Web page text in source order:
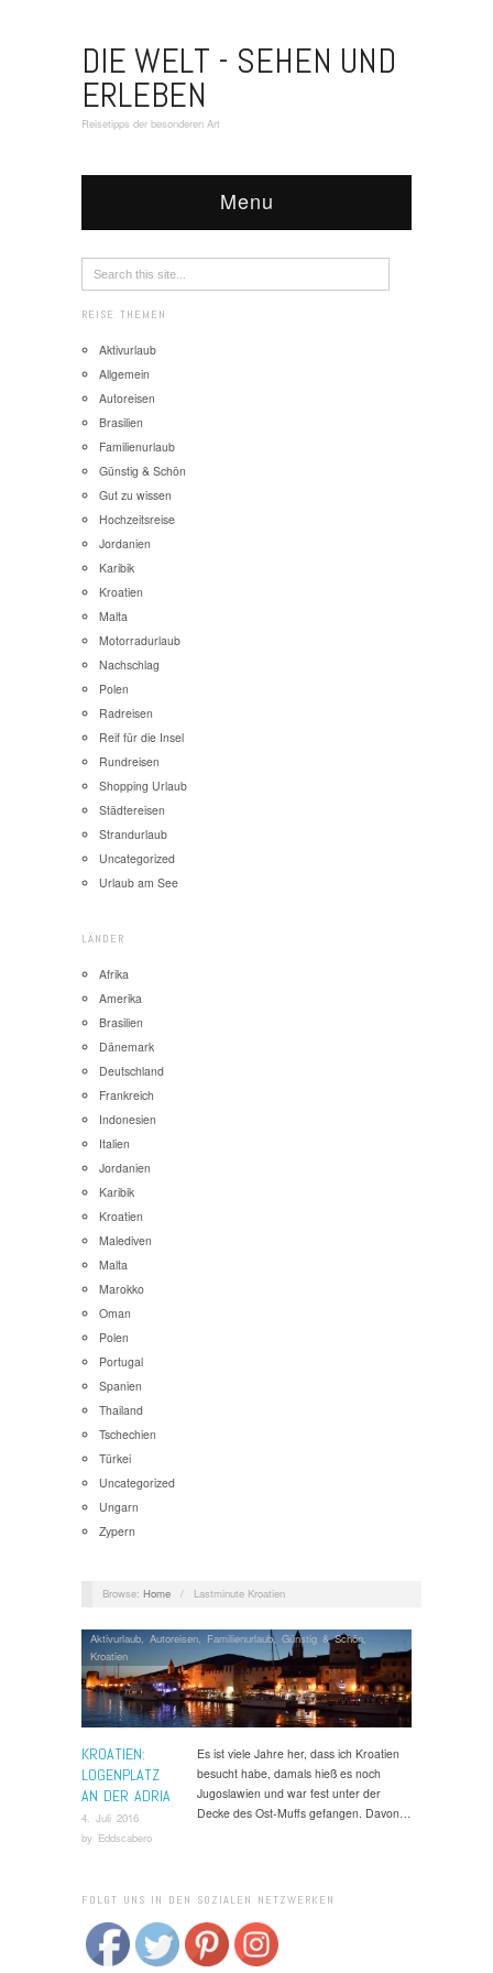
DIE WELT - SEHEN UND
ERLEBEN
Reisetipps der besonderen Art
Menu
REISE THEMEN
Aktivurlaub
Allgemein
Autoreisen
Brasilien
Familienurlaub
Günstig & Schön
Gut zu wissen
Hochzeitsreise
Jordanien
Karibik
Kroatien
Malta
Motorradurlaub
Nachschlag
Polen
Radreisen
Reif für die Insel
Rundreisen
Shopping Urlaub
Städtereisen
Strandurlaub
Uncategorized
Urlaub am See
LÄNDER
Afrika
Amerika
Brasilien
Dänemark
Deutschland
Frankreich
Indonesien
Italien
Jordanien
Karibik
Kroatien
Malediven
Malta
Marokko
Oman
Polen
Portugal
Spanien
Thailand
Tschechien
Türkei
Uncategorized
Ungarn
Zypern
Browse: Home / Lastminute Kroatien
KROATIEN:
LOGENPLATZ
AN DER ADRIA
4. Juli 2016
by Eddscabero
Aktivurlaub, Autoreisen, Familienurlaub, Günstig & Schön,
Kroatien
Es ist viele Jahre her, dass ich Kroatien
besucht habe, damals hieß es noch
Jugoslawien und war fest unter der
Decke des Ost-Muffs gefangen. Davon…
FOLGT UNS IN DEN SOZIALEN NETZWERKEN